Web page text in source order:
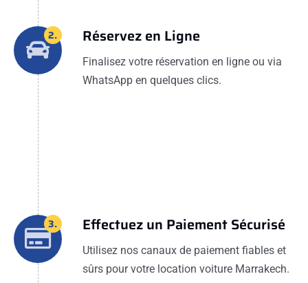
2. Réservez en Ligne
Finalisez votre réservation en ligne ou via
WhatsApp en quelques clics.
3. Effectuez un Paiement Sécurisé
Utilisez nos canaux de paiement fiables et
sûrs pour votre location voiture Marrakech.